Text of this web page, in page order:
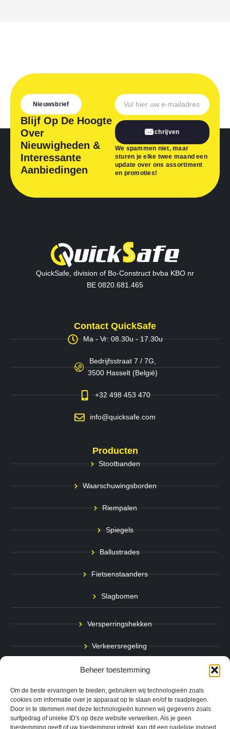
Beheer toestemming
Om de beste ervaringen te bieden, gebruiken wij technologieën zoals
cookies om informatie over je apparaat op te slaan en/of te raadplegen.
Door in te stemmen met deze technologieën kunnen wij gegevens zoals
surfgedrag of unieke ID's op deze website verwerken. Als je geen
toestemming geeft of uw toestemming intrekt, kan dit een nadelige invloed
Nieuwsbrief
Blijf Op De Hoogte
Over
Nieuwigheden &
Interessante
Aanbiedingen
Inschrijven
We spammen niet, maar
sturen je elke twee maand een
update over ons assortiment
en promoties!
QuickSafe, division of Bo-Construct bvba KBO nr
BE 0820.681.465
Contact QuickSafe
Ma - Vr: 08.30u - 17.30u
Bedrijfsstraat 7 / 7G,
3500 Hasselt (België)
+32 498 453 470
info@quicksafe.com
Producten
Stootbanden
Waarschuwingsborden
Riempalen
Spiegels
Ballustrades
Fietsenstaanders
Slagbomen
Versperringshekken
Verkeersregeling
Stadspalen
Afzetpalen
Bodemmarkering